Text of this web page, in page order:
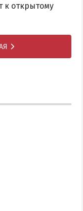
к открытому